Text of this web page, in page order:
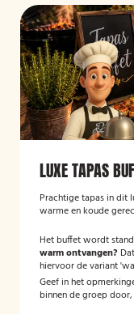
LUXE TAPAS
Prachtige tapas in dit
warme en koude
Het buffet wordt
warm ontvangen?
hiervoor de variant
Geef in het
binnen de groep